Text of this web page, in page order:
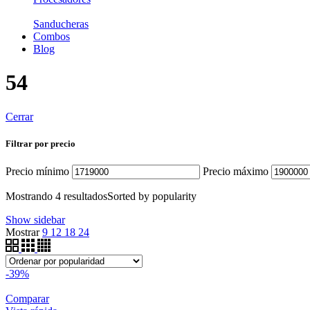
Sanducheras
Combos
Blog
54
Cerrar
Filtrar por precio
Precio mínimo Precio máximo
Mostrando 4 resultadosSorted by popularity
Show sidebar
Mostrar9 12 18 24
-39%
Comparar